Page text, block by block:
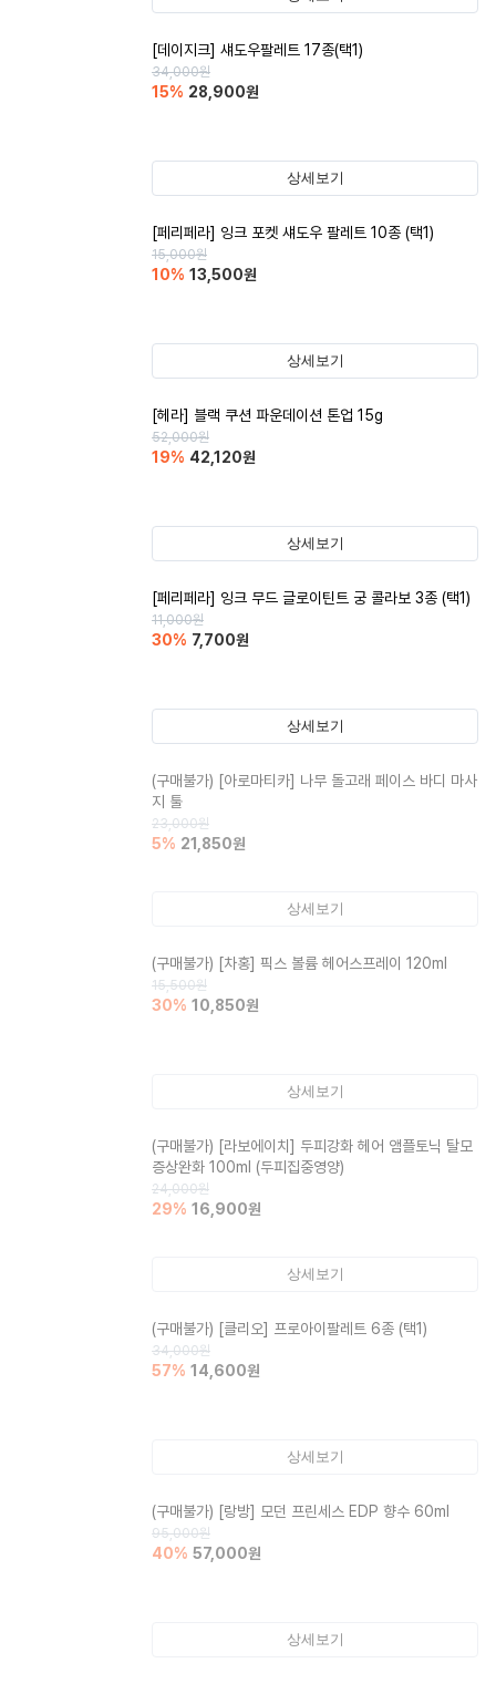
[데이지크] 섀도우팔레트 17종(택1)
34,000원
15% 28,900원
상세보기
[페리페라] 잉크 포켓 섀도우 팔레트 10종 (택1)
15,000원
10% 13,500원
상세보기
[헤라] 블랙 쿠션 파운데이션 톤업 15g
52,000원
19% 42,120원
상세보기
[페리페라] 잉크 무드 글로이틴트 궁 콜라보 3종 (택1)
11,000원
30% 7,700원
상세보기
(구매불가) [아로마티카] 나무 돌고래 페이스 바디 마사
지 툴
23,000원
5% 21,850원
상세보기
(구매불가) [차홍] 픽스 볼륨 헤어스프레이 120ml
15,500원
30% 10,850원
상세보기
(구매불가) [라보에이치] 두피강화 헤어 앰플토닉 탈모
증상완화 100ml (두피집중영양)
24,000원
29% 16,900원
상세보기
(구매불가) [클리오] 프로아이팔레트 6종 (택1)
34,000원
57% 14,600원
상세보기
(구매불가) [랑방] 모던 프린세스 EDP 향수 60ml
95,000원
40% 57,000원
상세보기